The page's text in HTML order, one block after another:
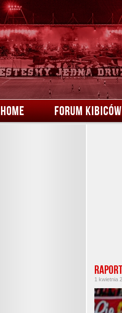
HOME FORUM KIBICÓW
1 kwietnia